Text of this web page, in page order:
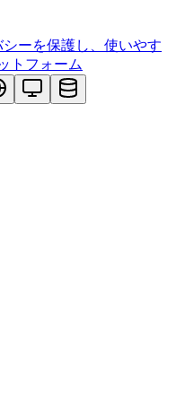
シーを保護し、使いやす
トフォーム